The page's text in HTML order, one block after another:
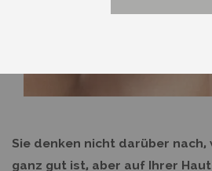
Sie denken nicht darüber nach,
ganz gut ist, aber auf Ihrer